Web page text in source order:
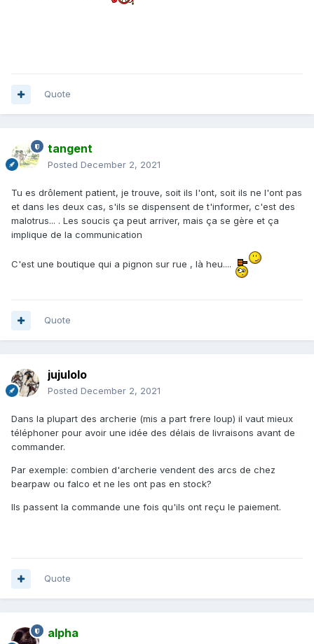
Quote
tangent
Posted December 2, 2021
Tu es drôlement patient, je trouve, soit ils l'ont, soit ils ne l'ont pas
et dans les deux cas, s'ils se dispensent de t'informer, c'est des
malotrus... . Les soucis ça peut arriver, mais ça se gère et ça
implique de la communication
C'est une boutique qui a pignon sur rue , là heu....
Quote
jujulolo
Posted December 2, 2021
Dans la plupart des archerie (mis a part frere loup) il vaut mieux
téléphoner pour avoir une idée des délais de livraisons avant de
commander.
Par exemple: combien d'archerie vendent des arcs de chez
bearpaw ou falco et ne les ont pas en stock?
Ils passent la commande une fois qu'ils ont reçu le paiement.
Quote
alpha